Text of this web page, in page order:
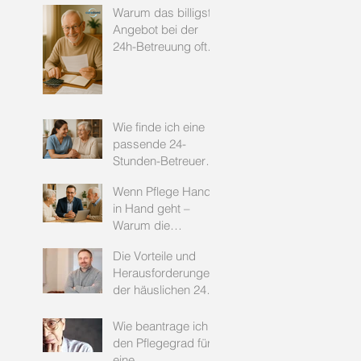
Warum das billigste
Angebot bei der
24h-Betreuung oft
Wie finde ich eine
passende 24-
Stunden-Betreuerin
Wenn Pflege Hand
in Hand geht –
Warum die
zwischen
ambulanten
Pflegediensten und
wertvoll ist.
Die Vorteile und
Herausforderungen
der häuslichen 24h-
Senioren
Wie beantrage ich
den Pflegegrad für